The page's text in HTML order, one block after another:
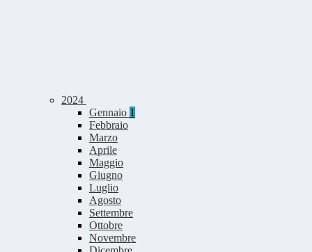
2024
Gennaio 1
Febbraio
Marzo
Aprile
Maggio
Giugno
Luglio
Agosto
Settembre
Ottobre
Novembre